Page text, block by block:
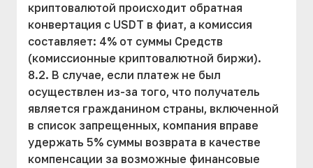
криптовалютой происходит обратная
конвертация с USDT в фиат, а комиссия
составляет: 4% от суммы Средств
(комиссионные криптовалютной биржи).
8.2. В случае, если платеж не был
осуществлен из-за того, что получатель
является гражданином страны, включенной
в список запрещенных, компания вправе
удержать 5% суммы возврата в качестве
компенсации за возможные финансовые